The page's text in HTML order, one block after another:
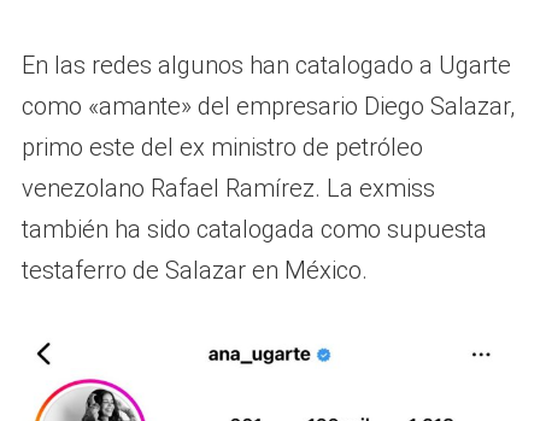
En las redes algunos han catalogado a Ugarte
como «amante» del empresario Diego Salazar,
primo este del ex ministro de petróleo
venezolano Rafael Ramírez. La exmiss
también ha sido catalogada como supuesta
testaferro de Salazar en México.